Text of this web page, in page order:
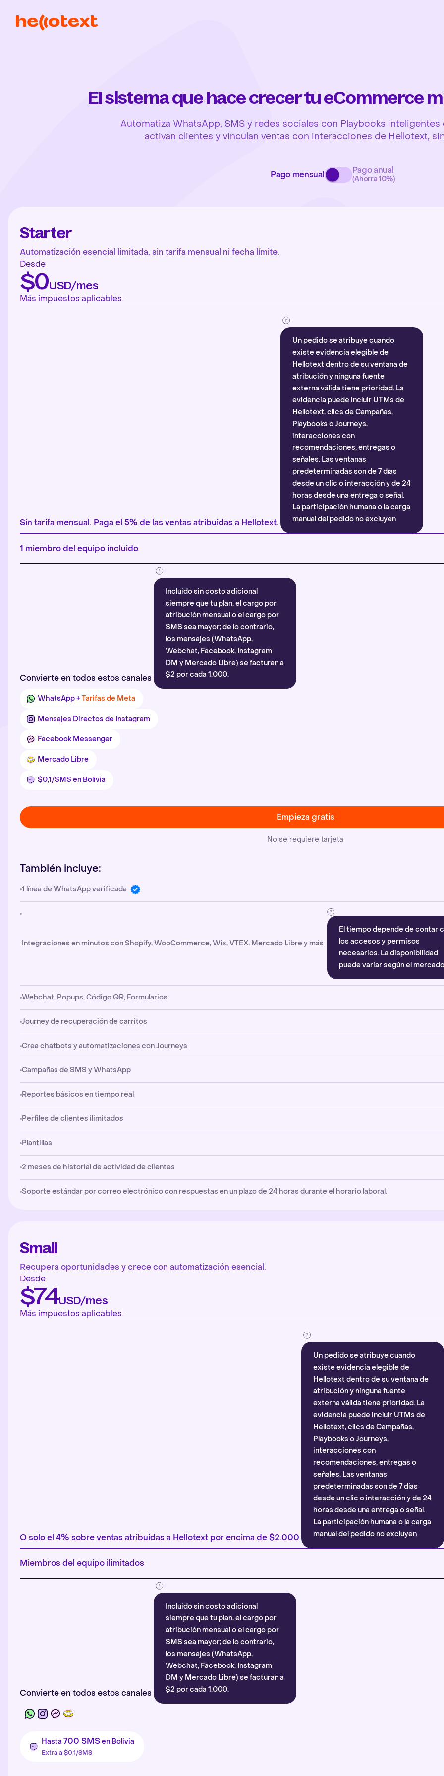
El sistema que hace crecer tu eCommerce
Automatiza WhatsApp, SMS y redes sociales con Playbooks
activan clientes y vinculan ventas con interacciones de Hellotext,
Pago mensual Pago anual
(Ahorra 10%)
Starter
Automatización esencial limitada, sin tarifa mensual ni fecha límite.
Desde
$0USD/mes
Más impuestos aplicables.
Sin tarifa mensual. Paga el 5% de las ventas atribuidas a Hellotext.
Un pedido se atribuye cuando
existe evidencia elegible de
Hellotext dentro de su ventana de
atribución y ninguna fuente
externa válida tiene prioridad. La
evidencia puede incluir UTMs de
Hellotext, clics de Campañas,
Playbooks o Journeys,
interacciones con
recomendaciones, entregas o
señales. Las ventanas
predeterminadas son de 7 días
desde un clic o interacción y de 24
horas desde una entrega o señal.
La participación humana o la carga
manual del pedido no excluyen
automáticamente la atribución.
1 miembro del equipo incluido
Convierte en todos estos canales
Incluido sin costo adicional
siempre que tu plan, el cargo por
atribución mensual o el cargo por
SMS sea mayor; de lo contrario,
los mensajes (WhatsApp,
Webchat, Facebook, Instagram
DM y Mercado Libre) se facturan a
$2 por cada 1.000.
WhatsApp +Tarifas de Meta
Mensajes Directos de Instagram
Facebook Messenger
Mercado Libre
$0,1/SMS en Bolivia
Empieza gratis
No se requiere tarjeta
También incluye:
1 línea de WhatsApp verificada
Integraciones en minutos con Shopify, WooCommerce, Wix, VTEX, Mercado Libre y más
El tiempo depende de contar
los accesos y permisos
necesarios. La disponibilidad
puede variar según el
Webchat, Popups, Código QR, Formularios
Journey de recuperación de carritos
Crea chatbots y automatizaciones con Journeys
Campañas de SMS y WhatsApp
Reportes básicos en tiempo real
Perfiles de clientes ilimitados
Plantillas
2 meses de historial de actividad de clientes
Soporte estándar por correo electrónico con respuestas en un plazo de 24 horas durante el horario laboral.
Small
Recupera oportunidades y crece con automatización esencial.
Desde
$74USD/mes
Más impuestos aplicables.
O solo el 4% sobre ventas atribuidas a Hellotext por encima de $2.000
Un pedido se atribuye cuando
existe evidencia elegible de
Hellotext dentro de su ventana de
atribución y ninguna fuente
externa válida tiene prioridad. La
evidencia puede incluir UTMs de
Hellotext, clics de Campañas,
Playbooks o Journeys,
interacciones con
recomendaciones, entregas o
señales. Las ventanas
predeterminadas son de 7 días
desde un clic o interacción y de 24
horas desde una entrega o señal.
La participación humana o la carga
manual del pedido no excluyen
automáticamente la atribución.
Miembros del equipo ilimitados
Convierte en todos estos canales
Incluido sin costo adicional
siempre que tu plan, el cargo por
atribución mensual o el cargo por
SMS sea mayor; de lo contrario,
los mensajes (WhatsApp,
Webchat, Facebook, Instagram
DM y Mercado Libre) se facturan a
$2 por cada 1.000.
Hasta 700 SMSen Bolivia
Extra a $0,1/SMS